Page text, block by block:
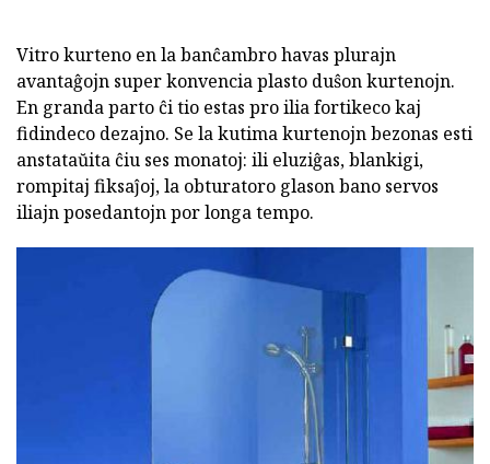
Vitro kurteno en la banĉambro havas plurajn
avantaĝojn super konvencia plasto duŝon kurtenojn.
En granda parto ĉi tio estas pro ilia fortikeco kaj
fidindeco dezajno. Se la kutima kurtenojn bezonas esti
anstataŭita ĉiu ses monatoj: ili eluziĝas, blankigi,
rompitaj fiksaĵoj, la obturatoro glason bano servos
iliajn posedantojn por longa tempo.